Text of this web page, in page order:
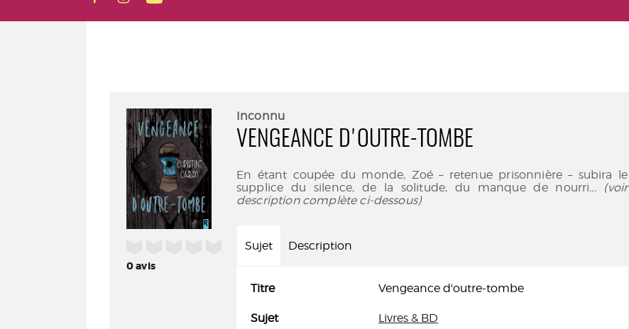
0avis
Inconnu
VENGEANCE D'OUTRE-TOMBE
En étant coupée du monde, Zoé – retenue prisonnière – subira le
supplice du silence, de la solitude, du manque de nourri... (voir
description complète ci-dessous)
Sujet Description
Titre Vengeance d'outre-tombe
Sujet Livres & BD